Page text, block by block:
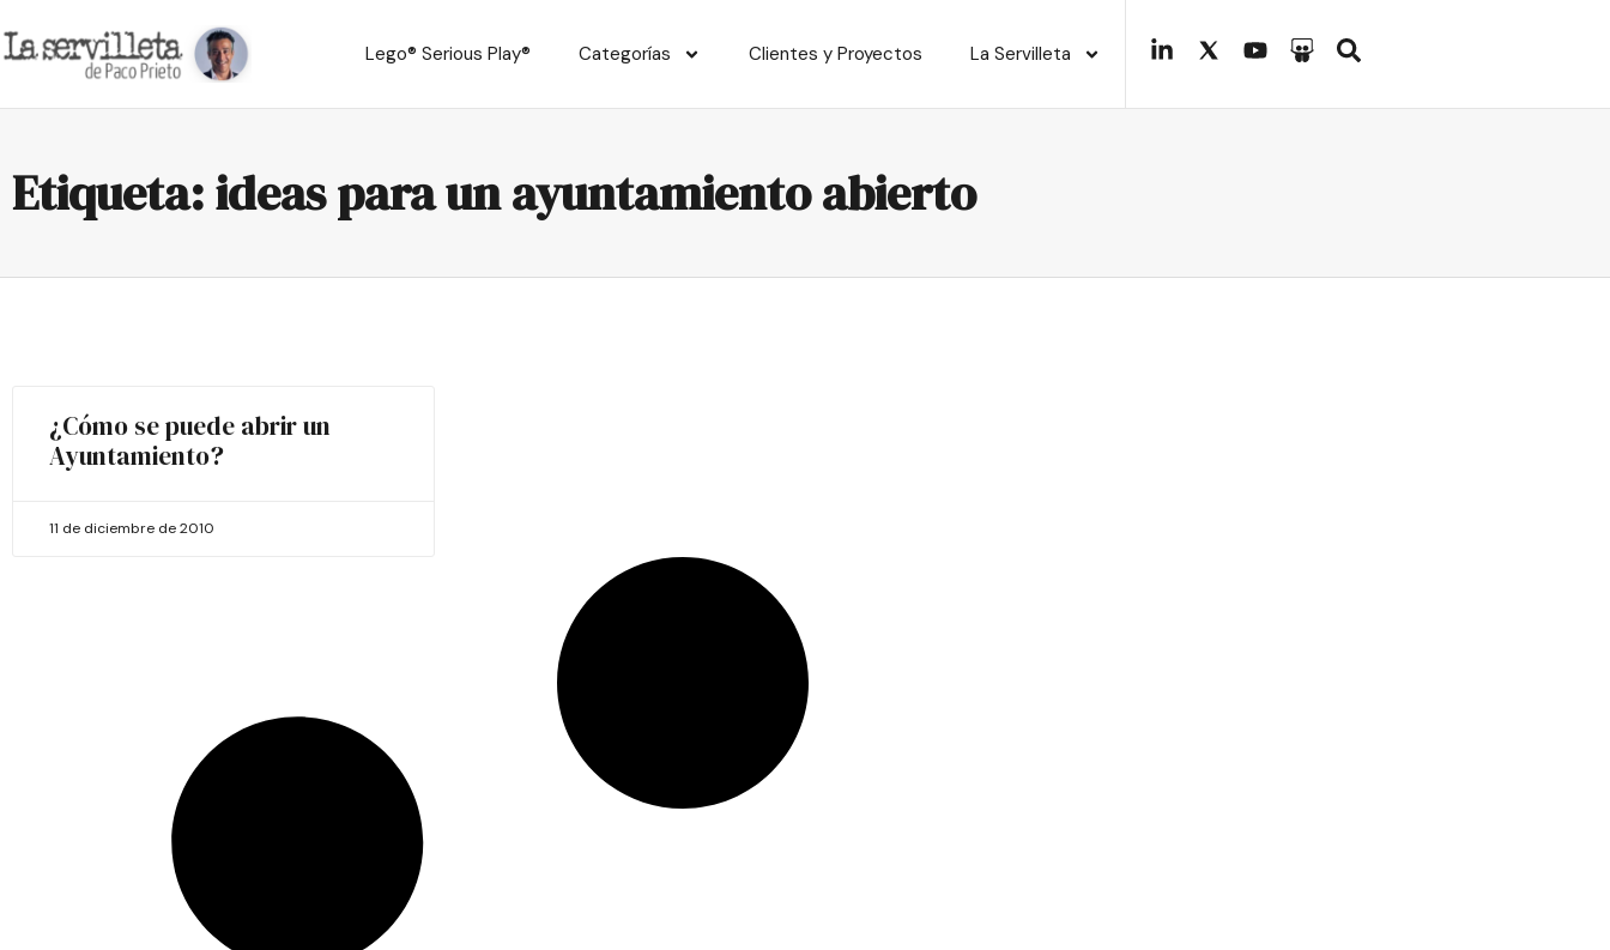
Lego® Serious Play® Categorías Clientes y Proyectos La Servilleta
Etiqueta: ideas para un ayuntamiento abierto
¿Cómo se puede abrir un
Ayuntamiento?
11 de diciembre de 2010